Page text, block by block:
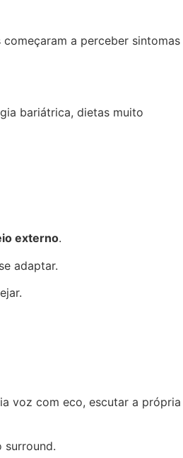
a perceber sintomas
bariátrica, dietas muito
externo.
adaptar.
voz com eco, escutar a própria
surround.